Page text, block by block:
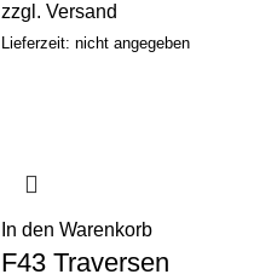
zzgl. Versand
Lieferzeit: nicht angegeben
In den Warenkorb
F43 Traversen